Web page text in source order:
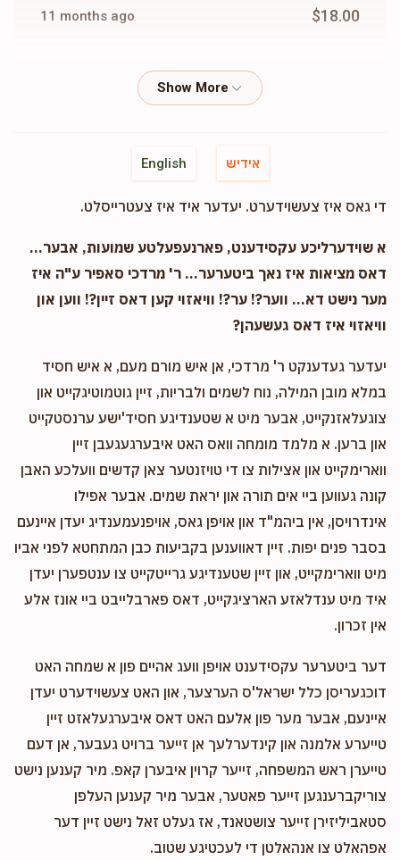
11 months ago $18.00
Israel GottdengerYitzchok Yoel Lurintz
Yitzchok Yoel Lurintz
Cash Yitzchok Yoel Lurintz
11 months ago $18.00
English אידיש
די גאס איז צעשוידערט. יעדער איד איז צעטרייסלט.
א שוידערליכע עקסידענט, פארנעפעלטע שמועות, אבער...
דאס מציאות איז נאך ביטערער... ר' מרדכי סאפיר ע"ה איז
מער נישט דא... ווער?! ער?! וויאזוי קען דאס זיין?! ווען און
וויאזוי איז דאס געשעהן?
יעדער געדענקט ר' מרדכי, אן איש מורם מעם, א איש חסיד
במלא מובן המילה, נוח לשמים ולבריות, זיין גוטמוטיגקייט און
צוגעלאזנקייט, אבער מיט א שטענדיגע חסיד'ישע ערנסטקייט
און ברען. א מלמד מומחה וואס האט איבערגעגעבן זיין
ווארימקייט און אצילות צו די טויזנטער צאן קדשים וועלכע האבן
קונה געווען ביי אים תורה און יראת שמים. אבער אפילו
אינדרויסן, אין ביהמ"ד און אויפן גאס, אויפנעמענדיג יעדן איינעם
בסבר פנים יפות. זיין דאווענען בקביעות כבן המתחטא לפני אביו
מיט ווארימקייט, און זיין שטענדיגע גרייטקייט צו ענטפערן יעדן
איד מיט ענדלאזע הארציגקייט, דאס פארבלייבט ביי אונז אלע
אין זכרון.
דער ביטערער עקסידענט אויפן וועג אהיים פון א שמחה האט
דוכגעריסן כלל ישראל'ס הערצער, און האט צעשוידערט יעדן
איינעם, אבער מער פון אלעם האט דאס איבערגעלאזט זיין
טייערע אלמנה און קינדערלעך אן זייער ברויט געבער, אן דעם
טייערן ראש המשפחה, זייער קרוין איבערן קאפ. מיר קענען נישט
צוריקברענגען זייער פאטער, אבער מיר קענען העלפן
סטאביליזירן זייער צושטאנד, אז געלט זאל נישט זיין דער
אפהאלט צו אנהאלטן די לעכטיגע שטוב.